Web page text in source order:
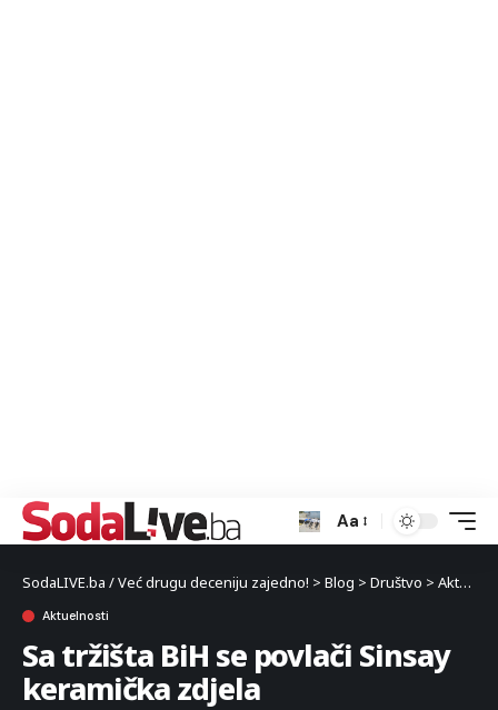
Aa
SodaLIVE.ba / Već drugu deceniju zajedno! > Blog > Društvo > Aktuelnosti
Aktuelnosti
Sa tržišta BiH se povlači Sinsay
keramička zdjela